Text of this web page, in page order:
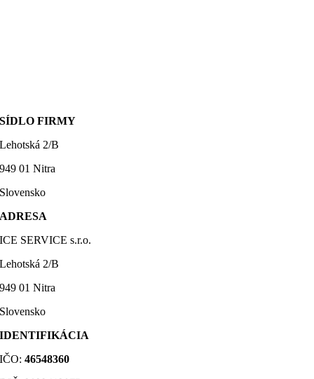
SÍDLO FIRMY
Lehotská 2/B
949 01 Nitra
Slovensko
ADRESA
ICE SERVICE s.r.o.
Lehotská 2/B
949 01 Nitra
Slovensko
IDENTIFIKÁCIA
IČO:46548360